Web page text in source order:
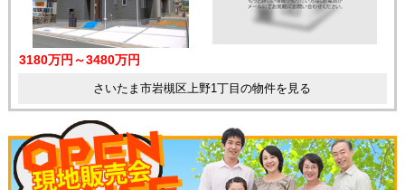
3180万円～3480万円
さいたま市岩槻区上野1丁目の物件を見る